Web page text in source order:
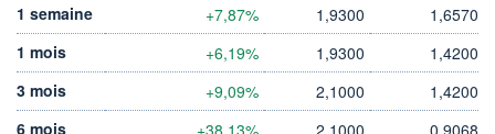
1 semaine
+7,87% 1,9300
1,6570
1 mois
+6,19% 1,9300
1,4200
3 mois
+9,09% 2,1000
1,4200
6 mois
+38,13% 2,1000
0,9068